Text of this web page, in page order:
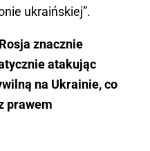
ukraińskiej”.
znacznie
atakując
na Ukrainie, co
prawem